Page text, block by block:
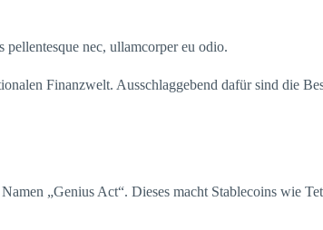
nec, ullamcorper eu odio.
Finanzwelt. Ausschlaggebend dafür sind die
„Genius Act“. Dieses macht Stablecoins wie